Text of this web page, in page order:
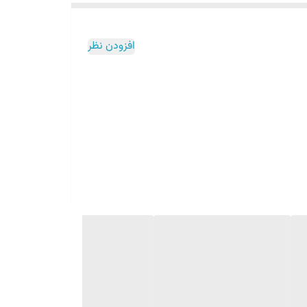
شرکت فرودو انگلستان آغاز بکار کرد. بعد از آنکه مورد استقبال مشتریان قرار گرفتن و ایجاد تنوع در محصولات از سال ۱۹۶۰ اقدام به تولید سیستم‌های ترمز و در طی دهه ۱۹۷۰ و ۱۹۸۰ تولیدات خود را در
افزودن نظر